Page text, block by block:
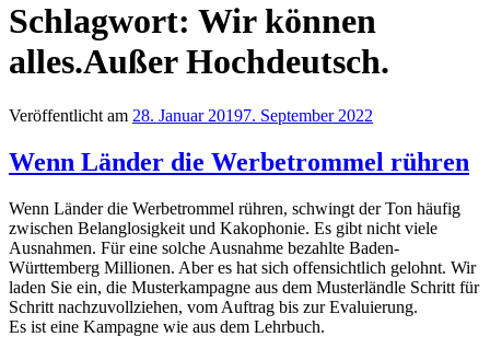
Schlagwort: Wir können
alles.Außer Hochdeutsch.
Veröffentlicht am 28. Januar 20197. September 2022
Wenn Länder die Werbetrommel rühren
Wenn Länder die Werbetrommel rühren, schwingt der Ton häufig
zwischen Belanglosigkeit und Kakophonie. Es gibt nicht viele
Ausnahmen. Für eine solche Ausnahme bezahlte Baden-
Württemberg Millionen. Aber es hat sich offensichtlich gelohnt. Wir
laden Sie ein, die Musterkampagne aus dem Musterländle Schritt für
Schritt nachzuvollziehen, vom Auftrag bis zur Evaluierung.
Es ist eine Kampagne wie aus dem Lehrbuch.